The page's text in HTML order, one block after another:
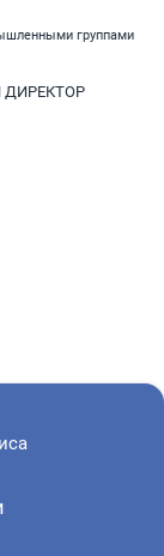
группами
ДИРЕКТОР
и